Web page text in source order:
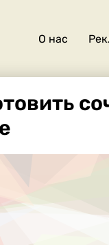
нас
О нас